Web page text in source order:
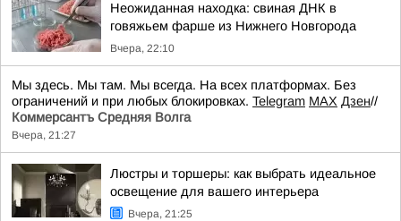
Неожиданная находка: свиная ДНК в
говяжьем фарше из Нижнего Новгорода
Вчера, 22:10
Мы здесь. Мы там. Мы всегда. На всех платформах. Без
ограничений и при любых блокировках. Telegram MAX Дзен//
Коммерсантъ Средняя Волга
Вчера, 21:27
Люстры и торшеры: как выбрать идеальное
освещение для вашего интерьера
Вчера, 21:25